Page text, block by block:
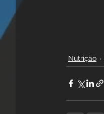
Nutrição